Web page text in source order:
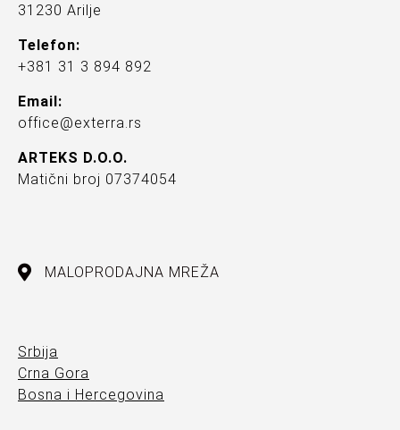
31230 Arilje
Telefon:
+381 31 3 894 892
Email:
office@exterra.rs
ARTEKS D.O.O.
Matični broj 07374054
MALOPRODAJNA MREŽA
Srbija
Crna Gora
Bosna i Hercegovina